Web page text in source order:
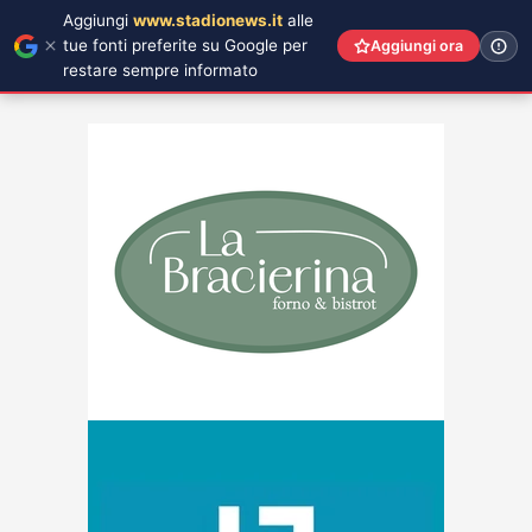
Aggiungi www.stadionews.it alle
tue fonti preferite su Google per
restare sempre informato
Aggiungi ora